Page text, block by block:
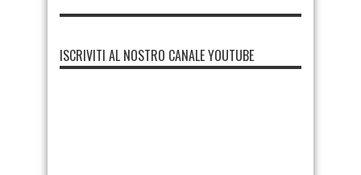
ISCRIVITI AL NOSTRO CANALE YOUTUBE